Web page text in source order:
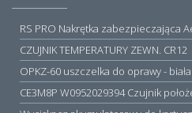
CZUJNIK TEMPERATURY ZEWN. CR12
OPKZ-60 uszczelka do oprawy - biała